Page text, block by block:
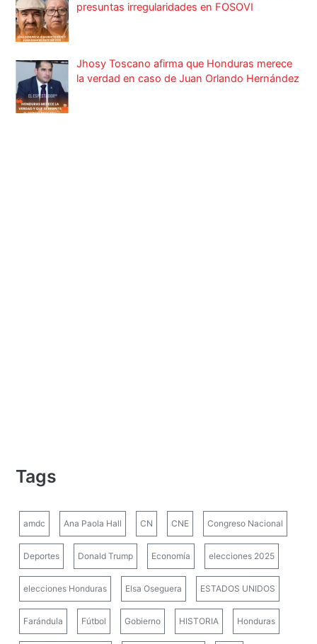
presuntas irregularidades en FOSOVI
Jhosy Toscano afirma que Honduras merece
la verdad en caso de Juan Orlando Hernández
Tags
amdc Ana Paola Hall CN CNE Congreso Nacional
Deportes Donald Trump Economía elecciones 2025
elecciones Honduras Elsa Oseguera ESTADOS UNIDOS
Farándula Fútbol Gobierno HISTORIA Honduras